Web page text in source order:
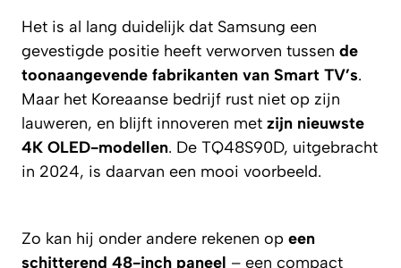
Het is al lang duidelijk dat Samsung een
gevestigde positie heeft verworven tussen de
toonaangevende fabrikanten van Smart TV’s.
Maar het Koreaanse bedrijf rust niet op zijn
lauweren, en blijft innoveren met zijn nieuwste
4K OLED-modellen. De TQ48S90D, uitgebracht
in 2024, is daarvan een mooi voorbeeld.
Zo kan hij onder andere rekenen op een
schitterend 48-inch paneel – een compact